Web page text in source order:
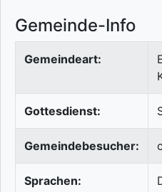
Gemeinde-Info
Gemeindeart:
Gottesdienst:
Gemeindebesucher:
Sprachen: